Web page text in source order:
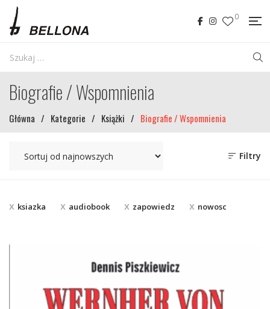
0
Biografie / Wspomnienia
Główna / Kategorie / Książki / Biografie / Wspomnienia
Filtry
ksiazka audiobook zapowiedz nowosc